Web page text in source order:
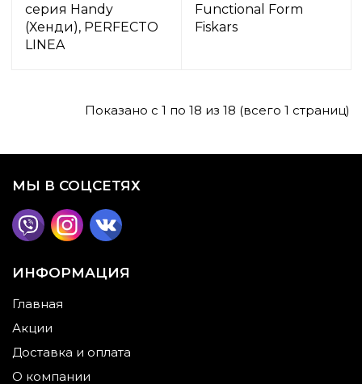
серия Handy
(Хенди), PERFECTO
LINEA
Functional Form
Fiskars
Показано с 1 по 18 из 18 (всего 1 страниц)
МЫ В СОЦСЕТЯХ
ИНФОРМАЦИЯ
Главная
Акции
Доставка и оплата
О компании